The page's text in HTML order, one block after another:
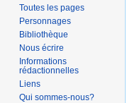
Toutes les pages
Personnages
Bibliothèque
Nous écrire
Informations
rédactionnelles
Liens
Qui sommes-nous?